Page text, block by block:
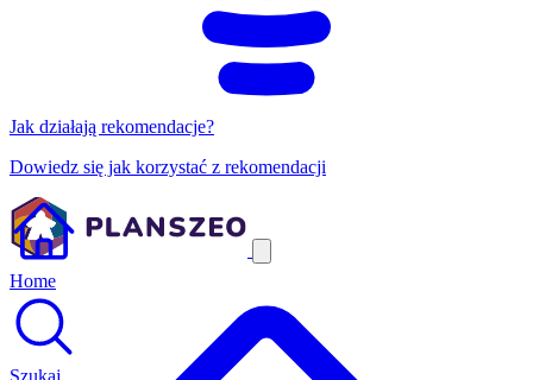
Jak działają rekomendacje?
Dowiedz się jak korzystać z rekomendacji
Home
Szukaj